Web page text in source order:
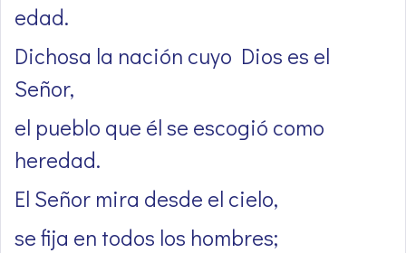
edad.
Dichosa la nación cuyo Dios es el
Señor,
el pueblo que él se escogió como
heredad.
El Señor mira desde el cielo,
se fija en todos los hombres;